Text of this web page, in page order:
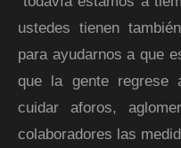
ustedes tienen
para ayudarnos a que
que la gente regrese
cuidar aforos,
colaboradores las